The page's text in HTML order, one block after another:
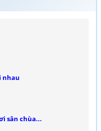
nhau
sân chùa...